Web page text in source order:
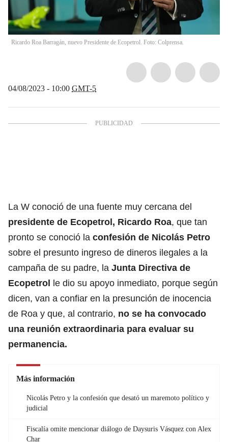
Ricardo Roa Barragán, nuevo Presidente de Ecopetrol. Foto: Colprensa.
04/08/2023 - 10:00 GMT-5
La W conoció de una fuente muy cercana del
presidente de Ecopetrol, Ricardo Roa, que tan
pronto se conoció la confesión de Nicolás Petro
sobre el presunto ingreso de dineros ilegales a la
campaña de su padre, la Junta Directiva de
Ecopetrol le dio su apoyo inmediato, porque según
dicen, van a confiar en la presunción de inocencia
de Roa y que, al contrario, no se ha convocado
una reunión extraordinaria para evaluar su
permanencia.
Más información
Nicolás Petro y la confesión que desató un maremoto político y
judicial
Fiscalía omite mencionar diálogo de Daysuris Vásquez con Alex
Char